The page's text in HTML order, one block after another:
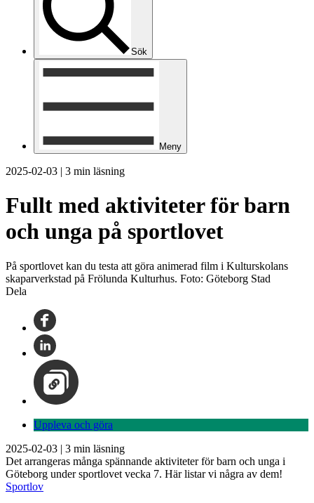
Sök
Meny
2025-02-03 | 3 min läsning
Fullt med aktiviteter för barn
och unga på sportlovet
På sportlovet kan du testa att göra animerad film i Kulturskolans
skaparverkstad på Frölunda Kulturhus. Foto: Göteborg Stad
Dela
Uppleva och göra
2025-02-03 | 3 min läsning
Det arrangeras många spännande aktiviteter för barn och unga i
Göteborg under sportlovet vecka 7. Här listar vi några av dem!
Sportlov